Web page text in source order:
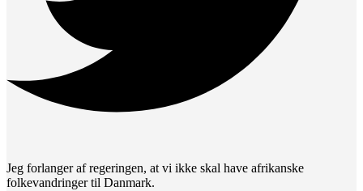
Jeg forlanger af regeringen, at vi ikke skal have afrikanske
folkevandringer til Danmark.